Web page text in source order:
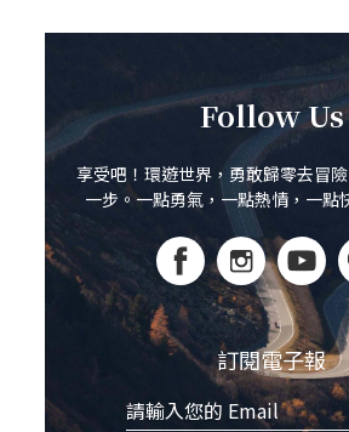
Follow Us
享受吧！環遊世界，勇敢歸零去冒
一步。一點勇氣，一點熱情，一點
訂閱電子報